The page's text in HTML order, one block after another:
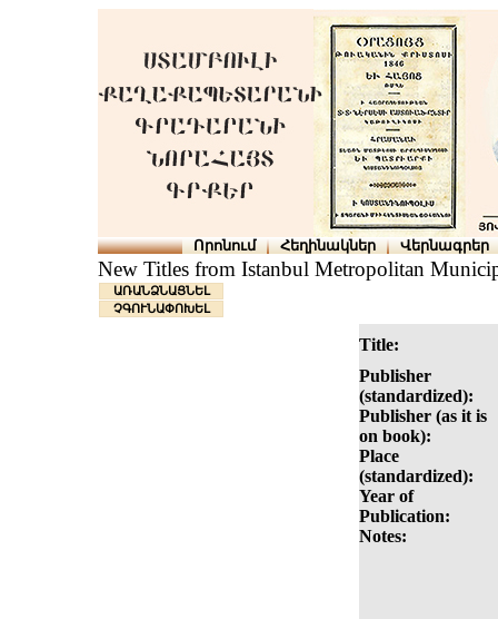
Որոնում Հեղինակներ Վերնագրեր
New Titles from Istanbul Metropolitan
ԱՌԱՆՁՆԱՑՆԵԼ
ՉԳՈՒՆԱՓՈԽԵԼ
Title:
Publisher
(standardized):
Publisher (as it is
on book):
Place
(standardized):
Year of
Publication:
Notes: